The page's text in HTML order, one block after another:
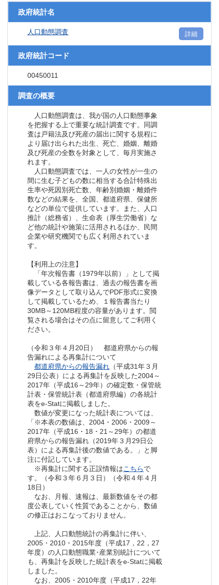
政府統計名
人口動態調査 詳細
政府統計コード
00450011
調査の概要
人口動態調査は、我が国の人口動態事象
を把握する上で重要な統計調査です。同調
査は戸籍法及び死産の届出に関する規程に
より届け出られた出生、死亡、婚姻、離婚
及び死産の全数を対象として、毎月実施さ
れます。
人口動態調査では、一人の女性が一生の
間に生む子どもの数に相当する合計特殊出
生率や死因別死亡数、年齢別婚姻・離婚件
数などの結果を、全国、都道府県、保健所
などの単位で提供しています。また、人口
推計（総務省）、生命表（厚生労働省）な
ど他の統計や施策に活用されるほか、民間
企業や研究機関でも広く利用されていま
す。
【利用上の注意】
「年次報告書（1979年以前）」として掲
載している各報告書は、過去の報告書を画
像データとして取り込んでPDF形式に変換
して掲載しているため、１報告書当たり
30MB～120MB程度の容量があります。閲
覧される場合はその点に留意してご利用く
ださい。
（令和３年４月20日） 都道府県からの報
告漏れによる再集計について
都道府県からの報告漏れ （平成31年３月
29日公表）による再集計を反映した2004～
2017年（平成16～29年）の確定数・保管統
計表・保管統計表（都道府県編）の各統計
表をe-Statに掲載しました。
数値が変更になった統計表については、
「※本表の数値は、2004・2006・2009～
2017年（平成16・18・21～29年）の都道
府県からの報告漏れ（2019年３月29日公
表）による再集計後の数値である。」と脚
注に付記しています。
※再集計に関する正誤情報はこちらで
す。（令和３年６月３日）（令和４年４月
18日）
なお、月報、速報は、最新数値をその都
度公表していく性質であることから、数値
の修正はおこなっておりません。
上記、人口動態統計の再集計に伴い、
2005・2010・2015年度（平成17，22，27
年度）の人口動態職業･産業別統計について
も、再集計を反映した統計表をe-Statに掲載
しました。
なお、2005・2010年度（平成17，22年